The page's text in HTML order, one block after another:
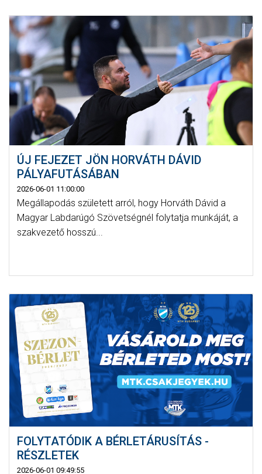
ÚJ FEJEZET JÖN HORVÁTH DÁVID
PÁLYAFUTÁSÁBAN
2026-06-01 11:00:00
Megállapodás született arról, hogy Horváth Dávid a
Magyar Labdarúgó Szövetségnél folytatja munkáját, a
szakvezető hosszú...
FOLYTATÓDIK A BÉRLETÁRUSÍTÁS -
RÉSZLETEK
2026-06-01 09:49:55